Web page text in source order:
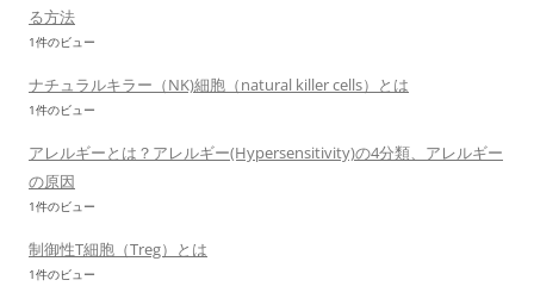
る方法
1件のビュー
ナチュラルキラー（NK)細胞（natural killer cells）とは
1件のビュー
アレルギーとは？アレルギー(Hypersensitivity)の4分類、アレルギー
の原因
1件のビュー
制御性T細胞（Treg）とは
1件のビュー